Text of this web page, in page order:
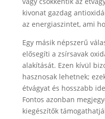
kivonat gazdag
az energiaszintet, ami
Egy másik népszerű
elősegíti a zsírsavak
alakítását. Ezen kívül
hasznosak lehetnek;
étvágyat és hosszabb
Fontos azonban
kiegészítők